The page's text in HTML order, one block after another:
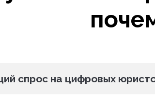
спрос на цифровых